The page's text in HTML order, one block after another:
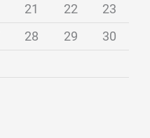
21 22
23
28 29
30